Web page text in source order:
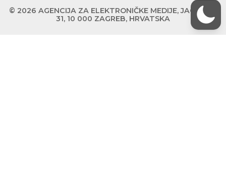
© 2026 AGENCIJA ZA ELEKTRONIČKE MEDIJE, JAGIĆEVA
31, 10 000 ZAGREB, HRVATSKA